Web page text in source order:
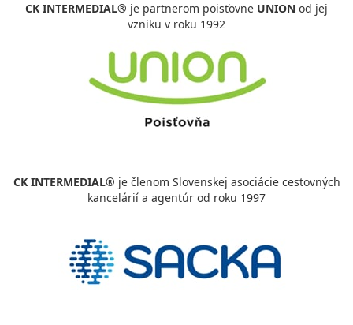
CK INTERMEDIAL® je partnerom poisťovne UNION od jej
vzniku v roku 1992
CK INTERMEDIAL® je členom Slovenskej asociácie cestovných
kancelárií a agentúr od roku 1997